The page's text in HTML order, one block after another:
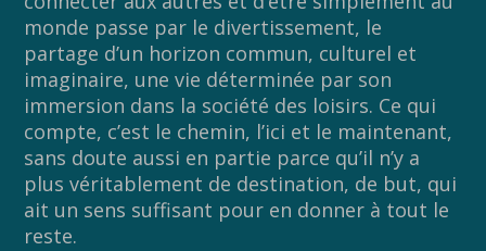
monde passe par le divertissement, le
partage d’un horizon commun, culturel et
imaginaire, une vie déterminée par son
immersion dans la société des loisirs. Ce qui
compte, c’est le chemin, l’ici et le maintenant,
sans doute aussi en partie parce qu’il n’y a
plus véritablement de destination, de but, qui
ait un sens suffisant pour en donner à tout le
reste.